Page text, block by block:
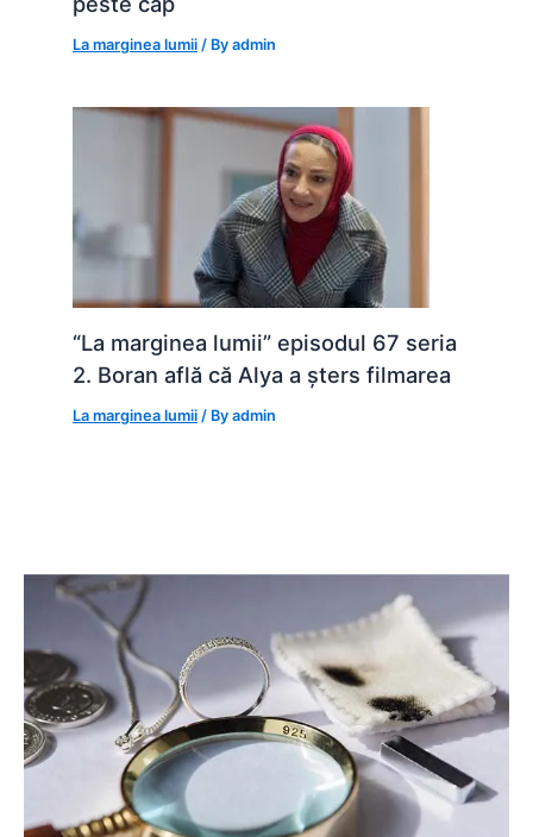
La marginea lumii / Byadmin
“La marginea lumii” episodul 67 seria
2. Boran află că Alya a șters filmarea
La marginea lumii / Byadmin